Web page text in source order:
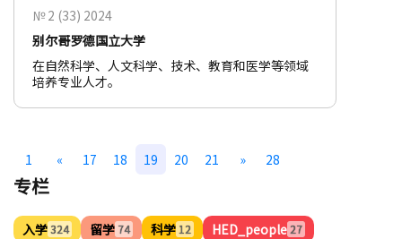
№ 2 (33) 2024
别尔哥罗德国立大学
在自然科学、人文科学、技术、教育和医学等领域
培养专业人才。
1 « 17 18 19 20 21 » 28
专栏
入学324 留学 74 科学 12 HED_people27